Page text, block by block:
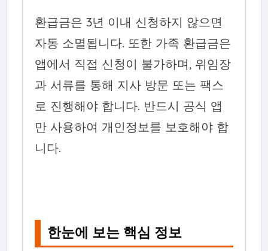
환급금은 3년 이내 신청하지 않으면
자동 소멸됩니다. 또한 가족 환급금은
앱에서 직접 신청이 불가하며, 위임장
과 서류를 통해 지사 방문 또는 팩스
로 진행해야 합니다. 반드시 공식 앱
만 사용하여 개인정보를 보호해야 합
니다.
한눈에 보는 핵심 정보